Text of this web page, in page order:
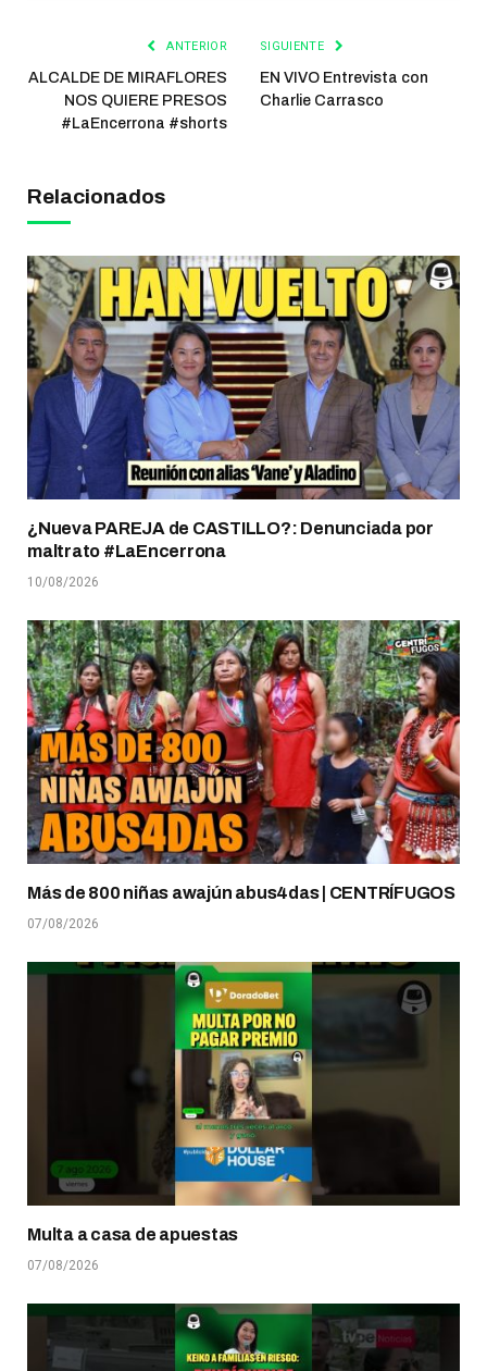
ANTERIOR
ALCALDE DE MIRAFLORES
NOS QUIERE PRESOS
#LaEncerrona #shorts
SIGUIENTE
EN VIVO Entrevista con
Charlie Carrasco
Relacionados
¿Nueva PAREJA de CASTILLO?: Denunciada por
maltrato #LaEncerrona
10/08/2026
Más de 800 niñas awajún abus4das | CENTRÍFUGOS
07/08/2026
Multa a casa de apuestas
07/08/2026